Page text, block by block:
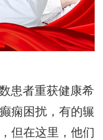
患者重获健康希
痫困扰，有的辗
但在这里，他们